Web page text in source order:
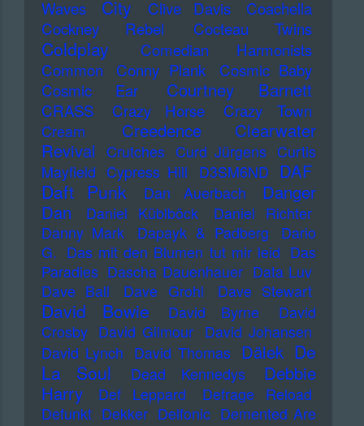
Waves
City Clive Davis
Coachella
Cockney Rebel
Cocteau Twins
Coldplay
Comedian Harmonists
Common
Conny Plank
Cosmic Baby
Cosmic Ear
Courtney Barnett
CRASS Crazy Horse Crazy Town
Cream
Creedence Clearwater
Revival
Crutches Curd Jürgens Curtis
Mayfield Cypress Hill D3SM6ND DAF
Daft Punk Dan Auerbach
Danger
Dan
Daniel Küblböck
Daniel Richter
Danny Mark
Dapayk & Padberg
Dario
G. Das mit den Blumen tut mir leid Das
Paradies Dascha Dauenhauer Data Luv
Dave Ball
Dave Grohl Dave Stewart
David Bowie David Byrne
David
Crosby David Gilmour David Johansen
David Lynch David Thomas Dälek De
La Soul
Dead Kennedys
Debbie
Harry
Def Leppard
Defrage Reload
Defunkt Dekker Delfonic Demented Are